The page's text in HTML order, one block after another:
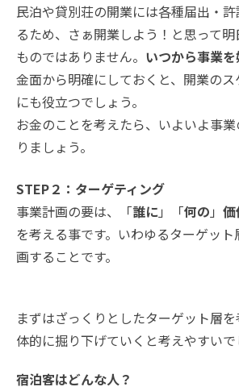
民泊や貸別荘の開業には各種届出・許
るため、さぁ開業しよう！と思って
ものではありません。 いつから事業
金面から明確にしておくと、開業の
にも役立つでしょう。
お金のことを考えたら、いよいよ事
りましょう。
STEP２：ターゲティング
事業計画の要は、「誰に」「何の 」
を考える事です。いわゆるターゲッ
画することです。
まずはざっくりとしたターゲット層
体的に掘り下げていくと考えやすいで
宿泊客はどんな人？